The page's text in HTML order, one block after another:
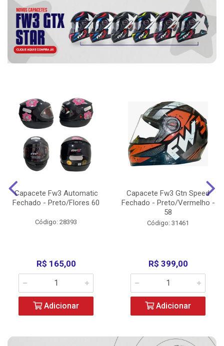
Capacete Fw3 Automatic
Fechado - Preto/Flores 60
Código: 28393
R$ 165,00
Adicionar
Capacete Fw3 Gtn Speed
Fechado - Preto/Vermelho -
58
Código: 31461
R$ 399,00
Adicionar